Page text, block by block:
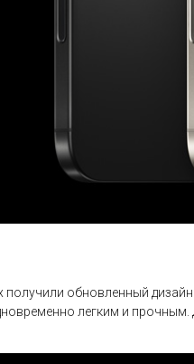
получили обновленный
легким и